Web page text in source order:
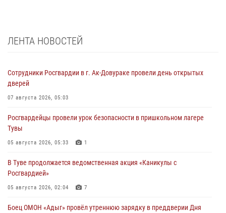
ЛЕНТА НОВОСТЕЙ
Сотрудники Росгвардии в г. Ак-Довураке провели день открытых
дверей
07 августа 2026, 05:03
Росгвардейцы провели урок безопасности в пришкольном лагере
Тувы
05 августа 2026, 05:33 1
В Туве продолжается ведомственная акция «Каникулы с
Росгвардией»
05 августа 2026, 02:04 7
Боец ОМОН «Адыг» провёл утреннюю зарядку в преддверии Дня